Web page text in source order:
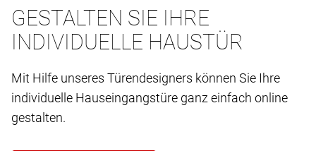
GESTALTEN SIE IHRE
INDIVIDUELLE HAUSTÜR
Mit Hilfe unseres Türendesigners können Sie Ihre
individuelle Hauseingangstüre ganz einfach online
gestalten.